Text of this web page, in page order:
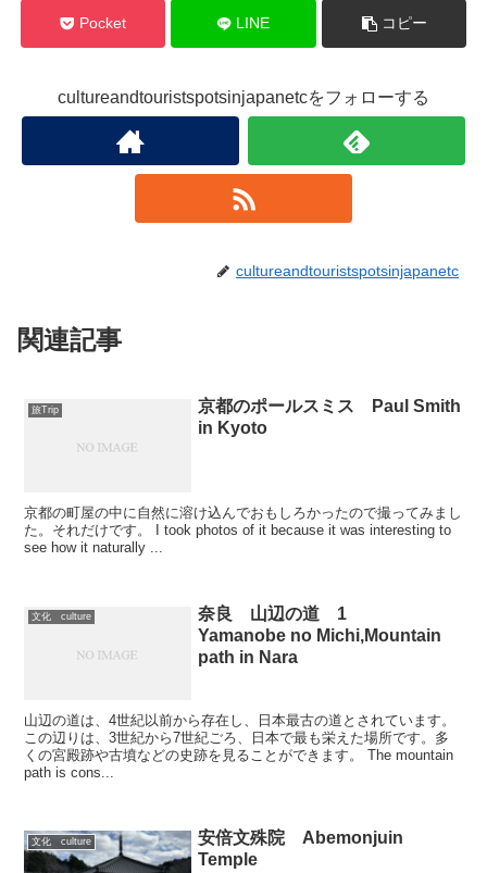
Pocket LINE コピー
cultureandtouristspotsinjapanetcをフォローする
cultureandtouristspotsinjapanetc
関連記事
旅Trip
京都のポールスミス Paul Smith
in Kyoto
京都の町屋の中に自然に溶け込んでおもしろかったので撮ってみまし
た。それだけです。 I took photos of it because it was interesting to
see how it naturally ...
文化 culture
奈良 山辺の道 1
Yamanobe no Michi,Mountain
path in Nara
山辺の道は、4世紀以前から存在し、日本最古の道とされています。
この辺りは、3世紀から7世紀ごろ、日本で最も栄えた場所です。多
くの宮殿跡や古墳などの史跡を見ることができます。 The mountain
path is cons...
文化 culture
安倍文殊院 Abemonjuin
Temple